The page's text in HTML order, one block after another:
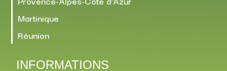
Martinique
Réunion
INFORMATIONS